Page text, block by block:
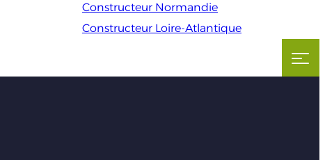
Constructeur Normandie
Constructeur Loire-Atlantique